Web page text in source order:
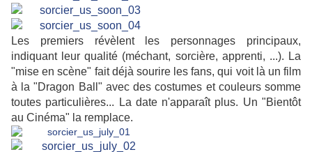
Les premiers révèlent les personnages principaux,
indiquant leur qualité (méchant, sorcière, apprenti, ...). La
"mise en scène" fait déjà sourire les fans, qui voit là un film
à la "Dragon Ball" avec des costumes et couleurs somme
toutes particulières... La date n'apparaît plus. Un "Bientôt
au Cinéma" la remplace.